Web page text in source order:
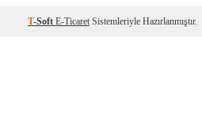
T-Soft E-Ticaret Sistemleriyle Hazırlanmıştır.